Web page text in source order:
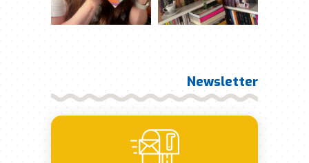
Newsletter